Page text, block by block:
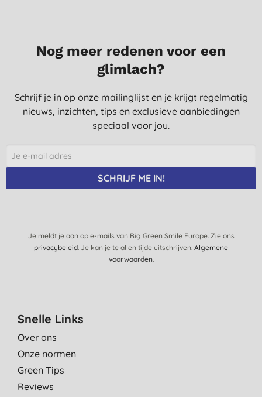
Nog meer redenen voor een
glimlach?
Schrijf je in op onze mailinglijst en je krijgt regelmatig
nieuws, inzichten, tips en exclusieve aanbiedingen
speciaal voor jou.
SCHRIJF ME IN!
Je meldt je aan op e-mails van Big Green Smile Europe. Zie ons
privacybeleid. Je kan je te allen tijde uitschrijven. Algemene
voorwaarden.
Snelle Links
Over ons
Onze normen
Green Tips
Reviews